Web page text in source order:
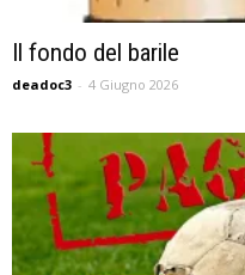
Il fondo del barile
deadoc3 - 4 Giugno 2026